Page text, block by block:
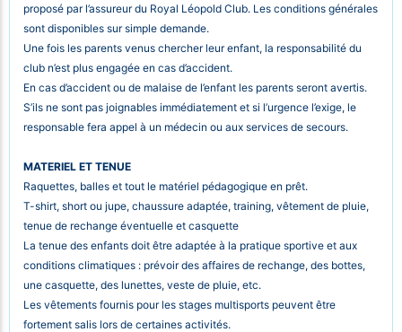
proposé par l’assureur du Royal Léopold Club. Les conditions générales
sont disponibles sur simple demande.
Une fois les parents venus chercher leur enfant, la responsabilité du
club n’est plus engagée en cas d’accident.
En cas d’accident ou de malaise de l’enfant les parents seront avertis.
S’ils ne sont pas joignables immédiatement et si l’urgence l’exige, le
responsable fera appel à un médecin ou aux services de secours.
MATERIEL ET TENUE
Raquettes, balles et tout le matériel pédagogique en prêt.
T-shirt, short ou jupe, chaussure adaptée, training, vêtement de pluie,
tenue de rechange éventuelle et casquette
La tenue des enfants doit être adaptée à la pratique sportive et aux
conditions climatiques : prévoir des affaires de rechange, des bottes,
une casquette, des lunettes, veste de pluie, etc.
Les vêtements fournis pour les stages multisports peuvent être
fortement salis lors de certaines activités.